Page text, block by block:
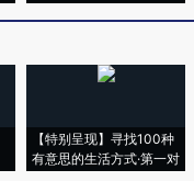
【特别呈现】寻找100种
有意思的生活方式·第一对